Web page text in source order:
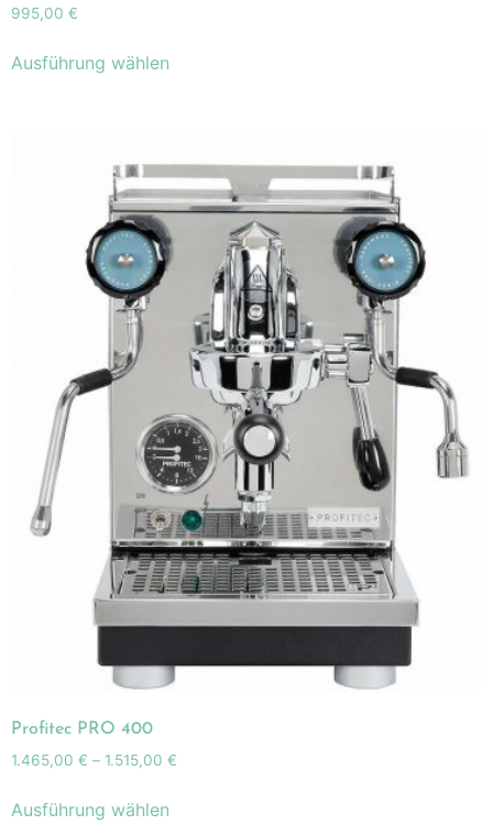
995,00 €
Ausführung wählen
Profitec PRO 400
1.465,00 € – 1.515,00 €
Ausführung wählen